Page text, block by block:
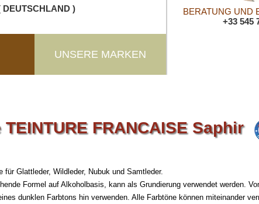
)
BERATUNG UND
+33 545
UNSERE MARKEN
FRANCAISE Saphir
für Glattleder, Wildleder, Nubuk und Samtleder.
Formel auf Alkoholbasis, kann als Grundierung verwendet werden.
dunklen Farbtons hin verwenden. Alle Farbtöne können miteinander